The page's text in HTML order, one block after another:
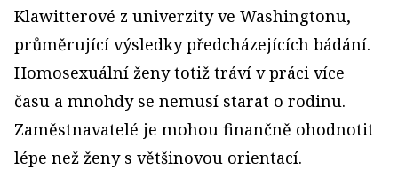
Klawitterové z univerzity ve Washingtonu,
průměrující výsledky předcházejících bádání.
Homosexuální ženy totiž tráví v práci více
času a mnohdy se nemusí starat o rodinu.
Zaměstnavatelé je mohou finančně ohodnotit
lépe než ženy s většinovou orientací.